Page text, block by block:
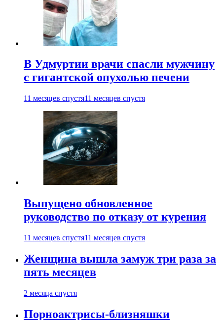
В Удмуртии врачи спасли мужчину
с гигантской опухолью печени
11 месяцев спустя11 месяцев спустя
Выпущено обновленное
руководство по отказу от курения
11 месяцев спустя11 месяцев спустя
Женщина вышла замуж три раза за
пять месяцев
2 месяца спустя
Порноактрисы-близняшки